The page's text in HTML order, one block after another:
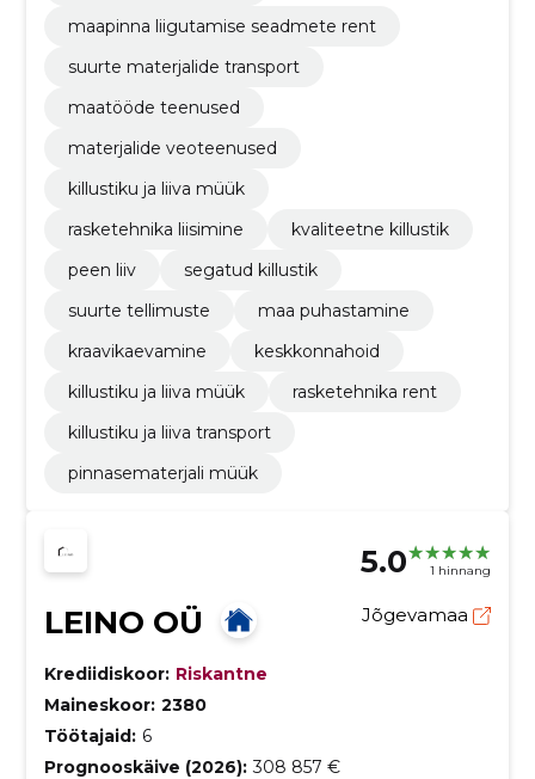
maapinna liigutamise seadmete rent
suurte materjalide transport
maatööde teenused
materjalide veoteenused
killustiku ja liiva müük
rasketehnika liisimine
kvaliteetne killustik
peen liiv
segatud killustik
suurte tellimuste
maa puhastamine
kraavikaevamine
keskkonnahoid
killustiku ja liiva müük
rasketehnika rent
killustiku ja liiva transport
pinnasematerjali müük
5.0 1 hinnang
LEINO OÜ Jõgevamaa
Krediidiskoor: Riskantne
Maineskoor: 2380
Töötajaid: 6
Prognooskäive (2026): 308 857 €